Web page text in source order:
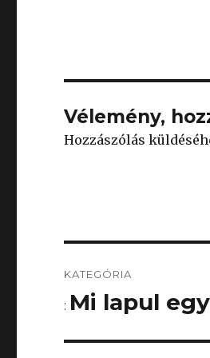
Vélemény,
Hozzászólás
navigáció
KATEGÓRIA
: Mi lapul